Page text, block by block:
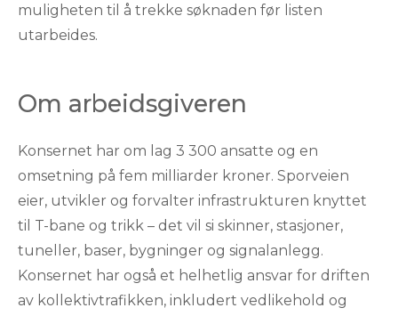
muligheten til å trekke søknaden før listen
utarbeides.
Om arbeidsgiveren
Konsernet har om lag 3 300 ansatte og en
omsetning på fem milliarder kroner. Sporveien
eier, utvikler og forvalter infrastrukturen knyttet
til T-bane og trikk – det vil si skinner, stasjoner,
tuneller, baser, bygninger og signalanlegg.
Konsernet har også et helhetlig ansvar for driften
av kollektivtrafikken, inkludert vedlikehold og